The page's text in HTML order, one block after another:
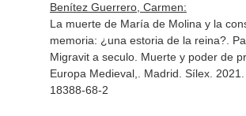
Benítez Guerrero, Carmen:
La muerte de María de Molina y la
memoria: ¿una estoria de la reina?.
Migravit a seculo. Muerte y poder de
Europa Medieval,
. Madrid. Sílex.
18388-68-2